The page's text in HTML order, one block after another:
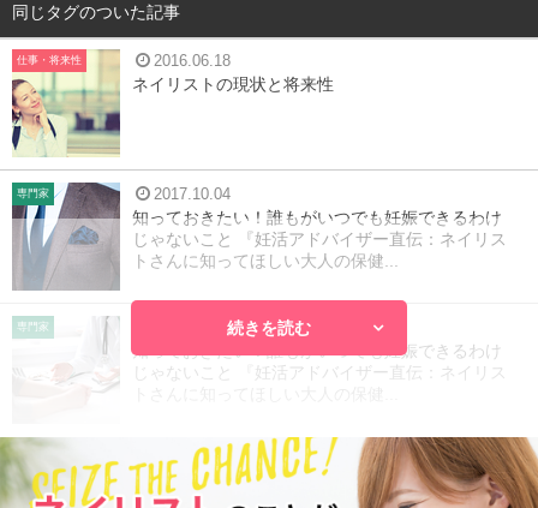
同じタグのついた記事
仕事・将来性 2016.06.18
ネイリストの現状と将来性
専門家 2017.10.04
知っておきたい！誰もがいつでも妊娠できるわけ
じゃないこと 『妊活アドバイザー直伝：ネイリス
トさんに知ってほしい大人の保健...
専門家 2017.10.03
知っておきたい！誰もがいつでも妊娠できるわけ
じゃないこと 『妊活アドバイザー直伝：ネイリス
続きを読む